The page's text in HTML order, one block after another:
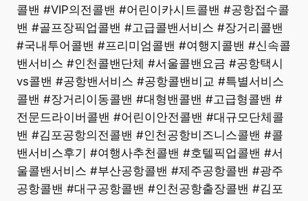
콜밴 #VIP의전콜밴 #어린이카시트콜밴 #공항접수콜
밴 #골프장픽업콜밴 #고급콜밴서비스 #장거리콜밴
#국내투어콜밴 #프리미엄콜밴 #여행지콜밴 #신속콜
밴서비스 #인천콜밴단체 #서울콜밴요금 #공항택시
vs콜밴 #공항밴서비스 #공항콜밴비교 #특별서비스
콜밴 #장거리이동콜밴 #대형밴콜밴 #고급형콜밴 #
전문드라이버콜밴 #어린이안전콜밴 #대규모단체콜
밴 #김포공항의전콜밴 #인천공항비즈니스콜밴 #콜
밴서비스후기 #여행사추천콜밴 #호텔픽업콜밴 #서
울콜밴서비스 #부산공항콜밴 #제주공항콜밴 #광주
공항콜밴 #대구공항콜밴 #인천공항출장콜밴 #김포